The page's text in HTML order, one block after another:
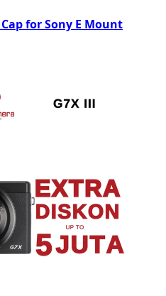
Cap for Sony E Mount